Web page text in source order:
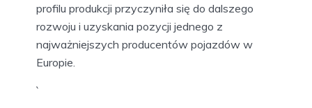
profilu produkcji przyczyniła się do dalszego
rozwoju i uzyskania pozycji jednego z
najważniejszych producentów pojazdów w
Europie.
`